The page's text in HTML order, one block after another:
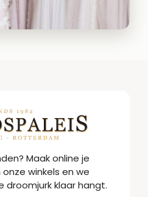
Maak online je
winkels en we
droomjurk klaar hangt.